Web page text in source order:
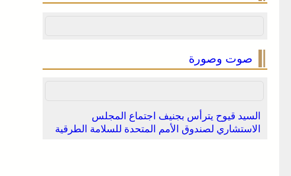
صوت وصورة
السيد قيوح يترأس بجنيف اجتماع المجلس
الاستشاري لصندوق الأمم المتحدة للسلامة الطرقية